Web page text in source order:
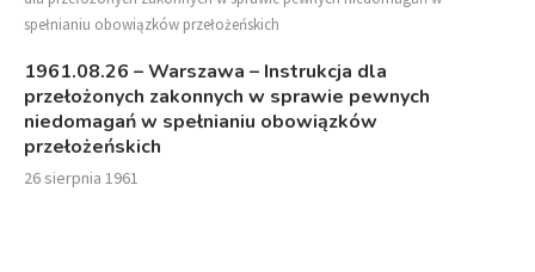
spełnianiu obowiązków przełożeńskich
1961.08.26 – Warszawa – Instrukcja dla
przełożonych zakonnych w sprawie pewnych
niedomagań w spełnianiu obowiązków
przełożeńskich
26 sierpnia 1961